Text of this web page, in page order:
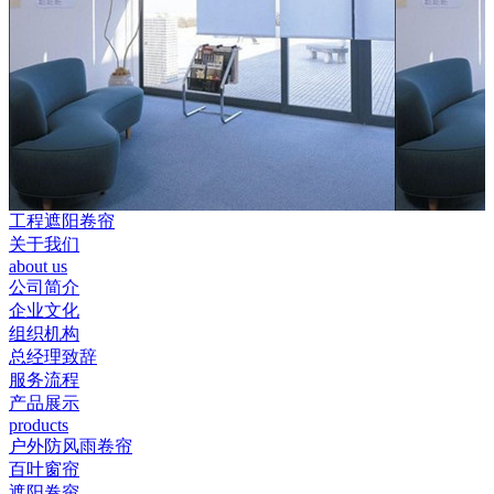
工程遮阳卷帘
关于我们
about us
公司简介
企业文化
组织机构
总经理致辞
服务流程
产品展示
products
户外防风雨卷帘
百叶窗帘